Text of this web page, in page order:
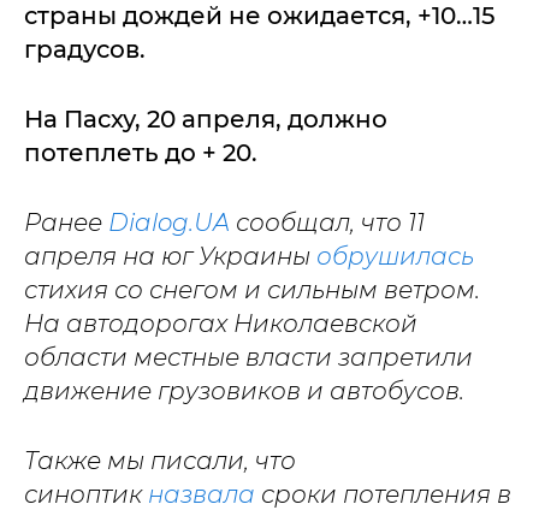
страны дождей не ожидается, +10…15
градусов.
На Пасху, 20 апреля, должно
потеплеть до + 20.
Ранее Dialog.UA сообщал, что 11
апреля на юг Украины обрушилась
стихия со снегом и сильным ветром.
На автодорогах Николаевской
области местные власти запретили
движение грузовиков и автобусов.
Также мы писали, что
синоптик назвала сроки потепления в